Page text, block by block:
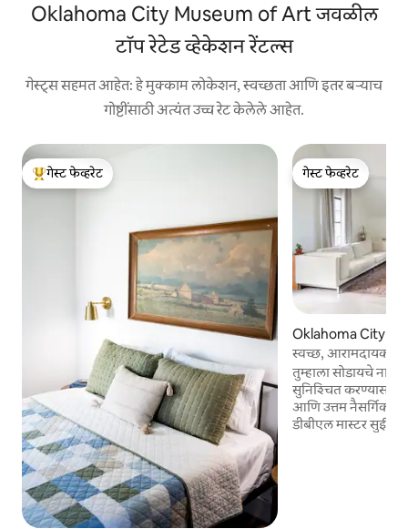
Oklahoma City Museum of Art जवळील
टॉप रेटेड व्हेकेशन रेंटल्स
गेस्ट्स सहमत आहेत: हे मुक्काम लोकेशन, स्वच्छता आणि इतर बऱ्याच
गोष्टींसाठी अत्यंत उच्च रेट केलेले आहेत.
टॉप गेस्ट फेव्हरेट
गेस्ट फेव्हरेट
गेस्ट फेव्हरेट
गेस्ट फेव्हरेट
Oklahoma City
स
स्वच्छ, आरामदायक
जाता येईल | 2 मास्टर
तुम्हाला सोडायचे
सुनिश्चित करण्यासाठी
आणि उत्तम नैसर्गिक
डीबीएल मास्टर सुईट